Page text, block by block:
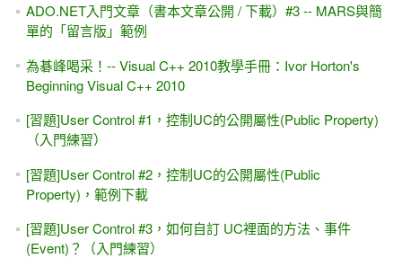
動
ADO.NET #4.1（改），自己設定畫面，讓SqlDataSource幫
我「刪除」一筆資料
iframe 與 Page指示詞 之 MaintainScrollPositionOnPostback
屬性
DataAdapter的 .Fill()方法，同時執行多個查詢
無限下拉的資料呈現 (類似FaceBook，分頁效果) #2 - 圖片版
的首頁